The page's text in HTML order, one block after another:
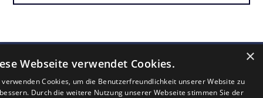
MEINUNG FAQ AGB
×
Webseite verwendet Cookies.
verwenden Cookies, um die Benutzerfreundlichkeit unserer Website zu
Durch die weitere Nutzung unserer Webseite stimmen Sie der